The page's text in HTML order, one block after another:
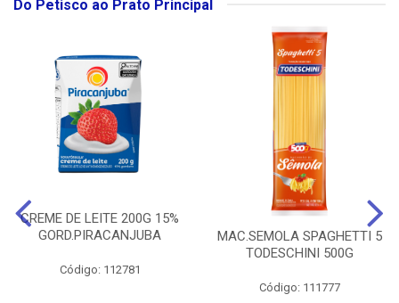
Do Petisco ao Prato Principal
CREME DE LEITE 200G 15%
GORD.PIRACANJUBA
Código: 112781
MAC.SEMOLA SPAGHETTI 5
TODESCHINI 500G
Código: 111777